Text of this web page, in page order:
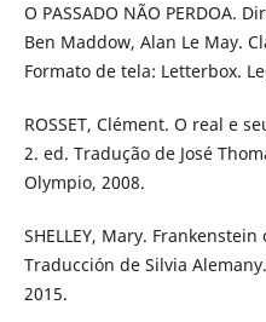
O PASSADO NÃO PERDOA.
Ben Maddow, Alan Le May.
Formato de tela: Letterbox.
ROSSET, Clément. O real e
2. ed. Tradução de José
Olympio, 2008.
SHELLEY, Mary.
Traducción de Silvia
2015.